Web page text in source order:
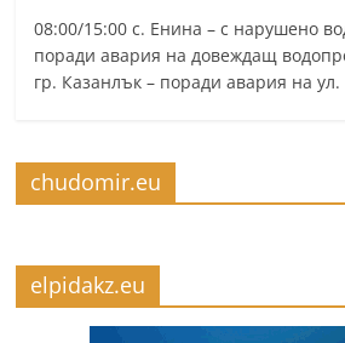
08:00/15:00 с. Енина – с нарушено
поради авария на довеждащ
гр. Казанлък – поради авария на ул.
chudomir.eu
elpidakz.eu